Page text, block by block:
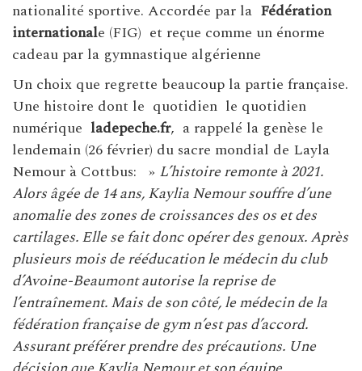
nationalité sportive. Accordée par la Fédération
internationale (FIG) et reçue comme un énorme
cadeau par la gymnastique algérienne
Un choix que regrette beaucoup la partie française.
Une histoire dont le quotidien le quotidien
numérique ladepeche.fr, a rappelé la genèse le
lendemain (26 février) du sacre mondial de Layla
Nemour à Cottbus: » L’histoire remonte à 2021.
Alors âgée de 14 ans, Kaylia Nemour souffre d’une
anomalie des zones de croissances des os et des
cartilages. Elle se fait donc opérer des genoux. Après
plusieurs mois de rééducation le médecin du club
d’Avoine-Beaumont autorise la reprise de
l’entraînement. Mais de son côté, le médecin de la
fédération française de gym n’est pas d’accord.
Assurant préférer prendre des précautions. Une